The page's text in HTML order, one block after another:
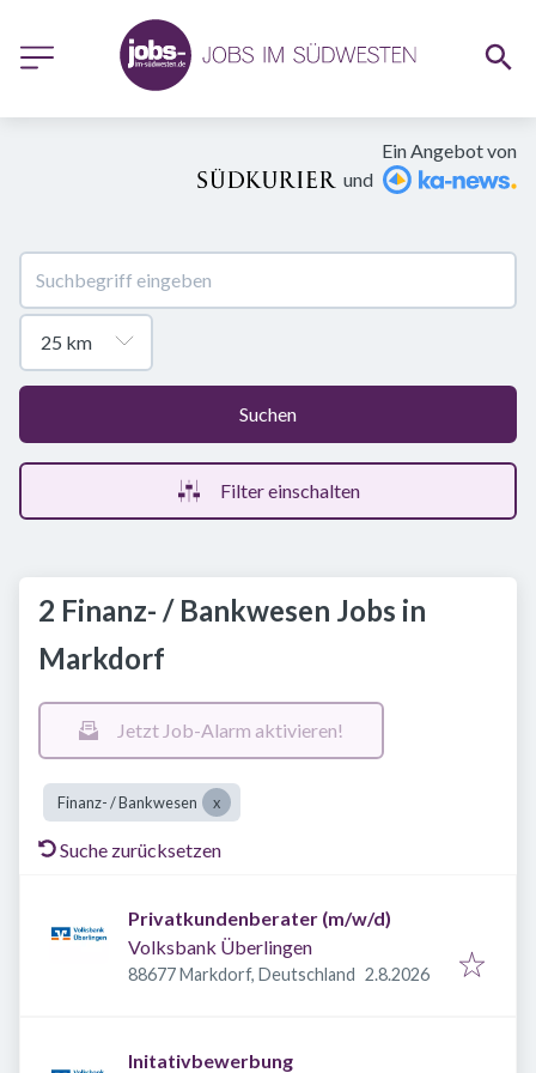
Ein Angebot von
und
Suchen
Filter einschalten
2 Finanz- / Bankwesen Jobs in
Markdorf
Jetzt Job-Alarm aktivieren!
Finanz- / Bankwesen
Suche zurücksetzen
Privatkundenberater (m/w/d)
Volksbank Überlingen
88677 Markdorf, Deutschland Veröffentlicht:
2.8.2026
Initativbewerbung